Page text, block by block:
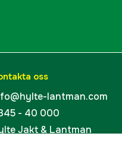
oss
lantman.com
- 40 000
Jakt & Lantman